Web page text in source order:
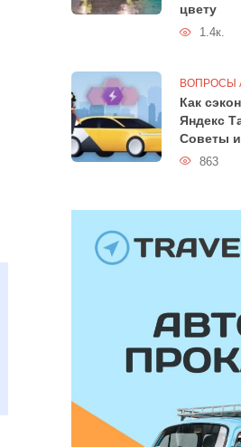
цвету
1.4к.
ВОПРОСЫ
Как
Яндекс
Советы
863